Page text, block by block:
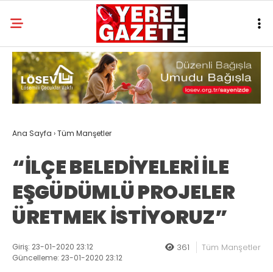
Ana Sayfa ›Tüm Manşetler
“İLÇE BELEDİYELERİ İLE
EŞGÜDÜMLÜ PROJELER
ÜRETMEK İSTİYORUZ”
Giriş: 23-01-2020 23:12
Güncelleme: 23-01-2020 23:12
361 Tüm Manşetler